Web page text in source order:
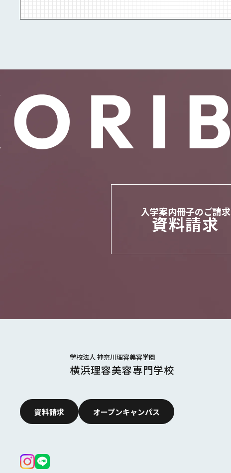
⼊学案内冊⼦のご請求
資料請求
学校法人 神奈川理容美容学園
横浜理容美容専門学校
資料請求 オープンキャンパス